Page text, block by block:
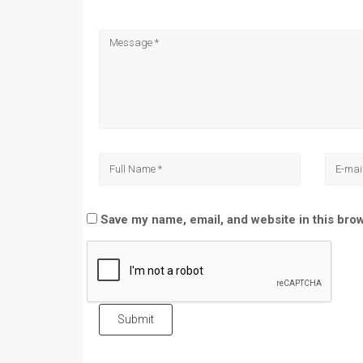
new new
Save my name, email, and website in this
Submit